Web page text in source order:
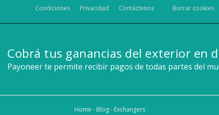
Borrar cookies
Contáctenos
Privacidad
Condiciones
Cobrá tus ganancias del exterior en
Payoneer te permite recibir pagos de todas partes del
Home - Blog- Exchangers